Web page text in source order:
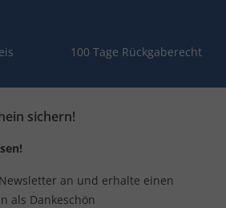
100 Tage Rückgaberecht
sichern!
an und erhalte einen
als Dankeschön